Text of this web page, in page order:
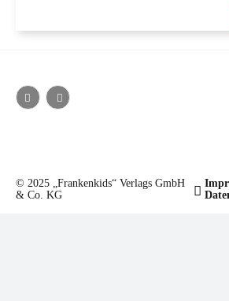
© 2025 „Frankenkids“ Verlags GmbH
& Co. KG